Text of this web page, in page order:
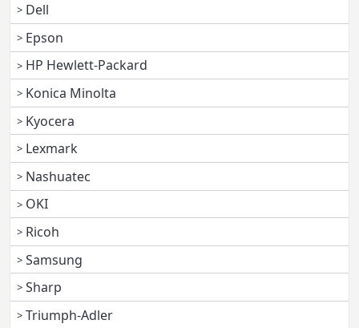
Dell
Epson
HP Hewlett-Packard
Konica Minolta
Kyocera
Lexmark
Nashuatec
OKI
Ricoh
Samsung
Sharp
Triumph-Adler